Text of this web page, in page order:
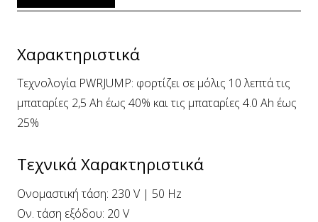
Χαρακτηριστικά
Τεχνολογία PWRJUMP: φορτίζει σε μόλις 10 λεπτά τις
μπαταρίες 2,5 Ah έως 40% και τις μπαταρίες 4.0 Ah έως
25%
Τεχνικά Χαρακτηριστικά
Ονομαστική τάση: 230 V | 50 Hz
Ον. τάση εξόδου: 20 V